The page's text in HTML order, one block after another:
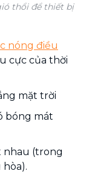
thổi để thiết bị
nóng điều
cực của thời
mặt trời
bóng mát
nhau (trong